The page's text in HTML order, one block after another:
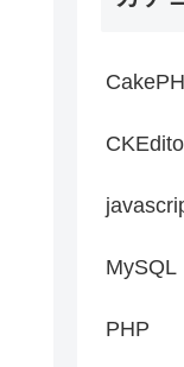
MySQL
PHP